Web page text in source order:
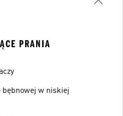
PRANIA
bębnowej w niskiej